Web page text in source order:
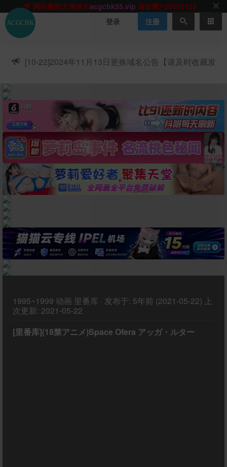
网站TG群聊t.me/acgbuster请收藏!
ACGCBK官方App
点击下载 永不迷路！
网站最新无墙域名
请收藏!-20250123
ACGCBK官方App 点击下载永不迷路！
网站最新无墙域名
网站永久主站域名acgcbk.vip
请收藏!
ACGCBK官方App点击下载
永不迷路！
网站最新无墙域名acgcbk55.vip请收藏!-20250123
登录 注册
[10-22]2024年11月13日更换域名公告【请及时收藏发
1995~1999 动画 里番库 · 发布于: 5年前 (2021-05-22) 上
次更新: 2021-05-22
[里番库](18禁アニメ)Space Ofera アッガ・ルター